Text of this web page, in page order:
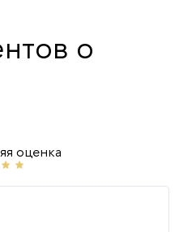
о
оценка